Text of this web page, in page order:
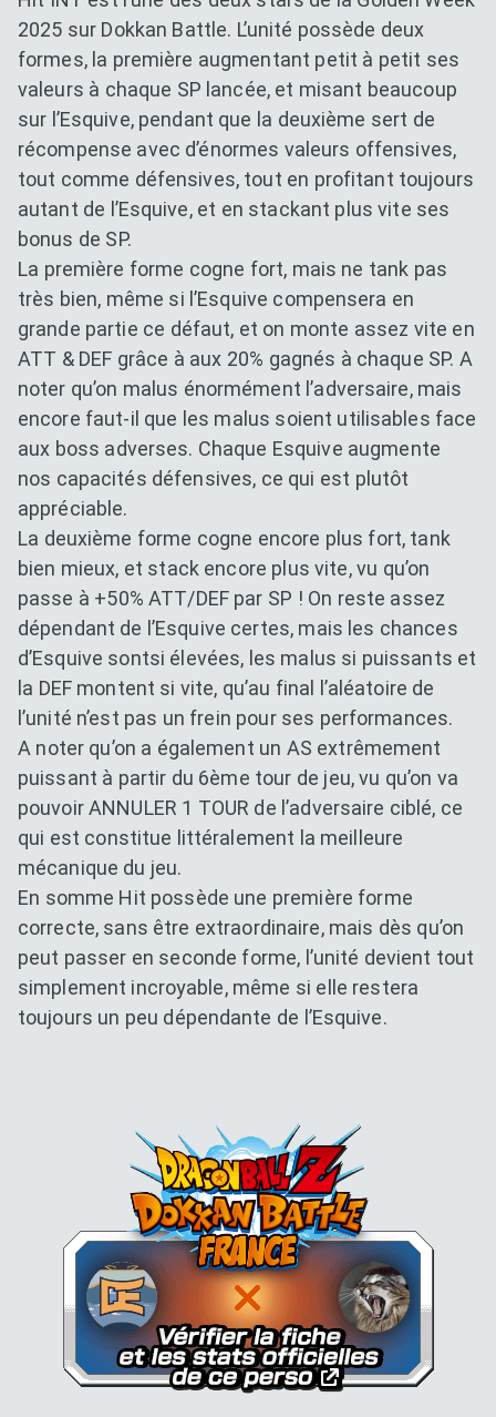
2025 sur Dokkan Battle. L’unité possède deux
formes, la première augmentant petit à petit ses
valeurs à chaque SP lancée, et misant beaucoup
sur l’Esquive, pendant que la deuxième sert de
récompense avec d’énormes valeurs offensives,
tout comme défensives, tout en profitant toujours
autant de l’Esquive, et en stackant plus vite ses
bonus de SP.
La première forme cogne fort, mais ne tank pas
très bien, même si l’Esquive compensera en
grande partie ce défaut, et on monte assez vite en
ATT & DEF grâce à aux 20% gagnés à chaque SP. A
noter qu’on malus énormément l’adversaire, mais
encore faut-il que les malus soient utilisables face
aux boss adverses. Chaque Esquive augmente
nos capacités défensives, ce qui est plutôt
appréciable.
La deuxième forme cogne encore plus fort, tank
bien mieux, et stack encore plus vite, vu qu’on
passe à +50% ATT/DEF par SP ! On reste assez
dépendant de l’Esquive certes, mais les chances
d’Esquive sontsi élevées, les malus si puissants et
la DEF montent si vite, qu’au final l’aléatoire de
l’unité n’est pas un frein pour ses performances.
A noter qu’on a également un AS extrêmement
puissant à partir du 6ème tour de jeu, vu qu’on va
pouvoir ANNULER 1 TOUR de l’adversaire ciblé, ce
qui est constitue littéralement la meilleure
mécanique du jeu.
En somme Hit possède une première forme
correcte, sans être extraordinaire, mais dès qu’on
peut passer en seconde forme, l’unité devient tout
simplement incroyable, même si elle restera
toujours un peu dépendante de l’Esquive.
Dokkan Essentials x Dragon